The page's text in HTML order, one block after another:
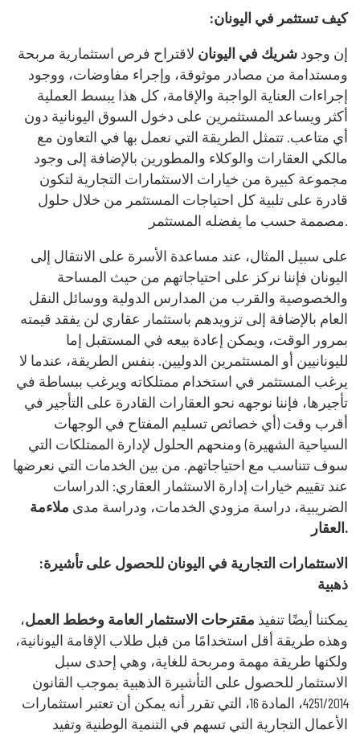
:كيف تستثمر في اليونان
إن وجود شريك في اليونان لاقتراح فرص استثمارية مربحة
ومستدامة من مصادر موثوقة، وإجراء مفاوضات، ووجود
إجراءات العناية الواجبة والإقامة، كل هذا يبسط العملية
أكثر ويساعد المستثمرين على دخول السوق اليونانية دون
أي متاعب. تتمثل الطريقة التي نعمل بها في التعاون مع
مالكي العقارات والوكلاء والمطورين بالإضافة إلى وجود
مجموعة كبيرة من خيارات الاستثمارات التجارية لتكون
قادرة على تلبية كل احتياجات المستثمر من خلال حلول
مصممة حسب ما يفضله المستثمر.
على سبيل المثال، عند مساعدة الأسرة على الانتقال إلى
اليونان فإننا نركز على احتياجاتهم من حيث المساحة
والخصوصية والقرب من المدارس الدولية ووسائل النقل
العام بالإضافة إلى تزويدهم باستثمار عقاري لن يفقد قيمته
بمرور الوقت، ويمكن إعادة بيعه في المستقبل إما
لليونانيين أو المستثمرين الدوليين. بنفس الطريقة، عندما لا
يرغب المستثمر في استخدام ممتلكاته ويرغب ببساطة في
تأجيرها، فإننا نوجهه نحو العقارات القادرة على التأجير في
أقرب وقت (أي خصائص تسليم المفتاح في الوجهات
السياحية الشهيرة) ومنحهم الحلول لإدارة الممتلكات التي
سوف تتناسب مع احتياجاتهم. من بين الخدمات التي نعرضها
عند تقييم خيارات إدارة الاستثمار العقاري: الدراسات
الضريبية، دراسة مزودي الخدمات، ودراسة مدى ملاءمة
العقار.
:الاستثمارات التجارية في اليونان للحصول على تأشيرة
ذهبية
يمكننا أيضًا تنفيذ مقترحات الاستثمار العامة وخطط العمل،
وهذه طريقة أقل استخدامًا من قبل طلاب الإقامة اليونانية،
ولكنها طريقة مهمة ومربحة للغاية، وهي إحدى سبل
الاستثمار للحصول على التأشيرة الذهبية بموجب القانون
4251/2014، المادة 16، التي تقرر أنه يمكن أن تعتبر استثمارات
الأعمال التجارية التي تسهم في التنمية الوطنية وتفيد